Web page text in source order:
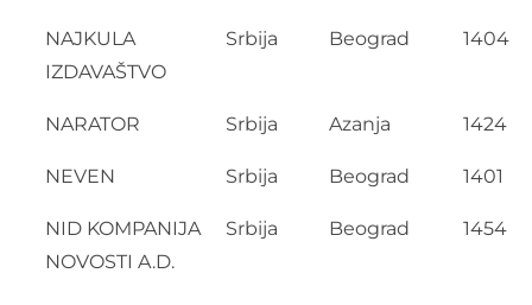
NAJKULA
IZDAVAŠTVO
Srbija Beograd 1404
NARATOR Srbija Azanja 1424
NEVEN Srbija Beograd 1401
NID KOMPANIJA
NOVOSTI A.D.
Srbija Beograd 1454